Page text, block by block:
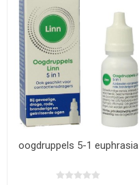
oogdruppels 5-1 euphrasia